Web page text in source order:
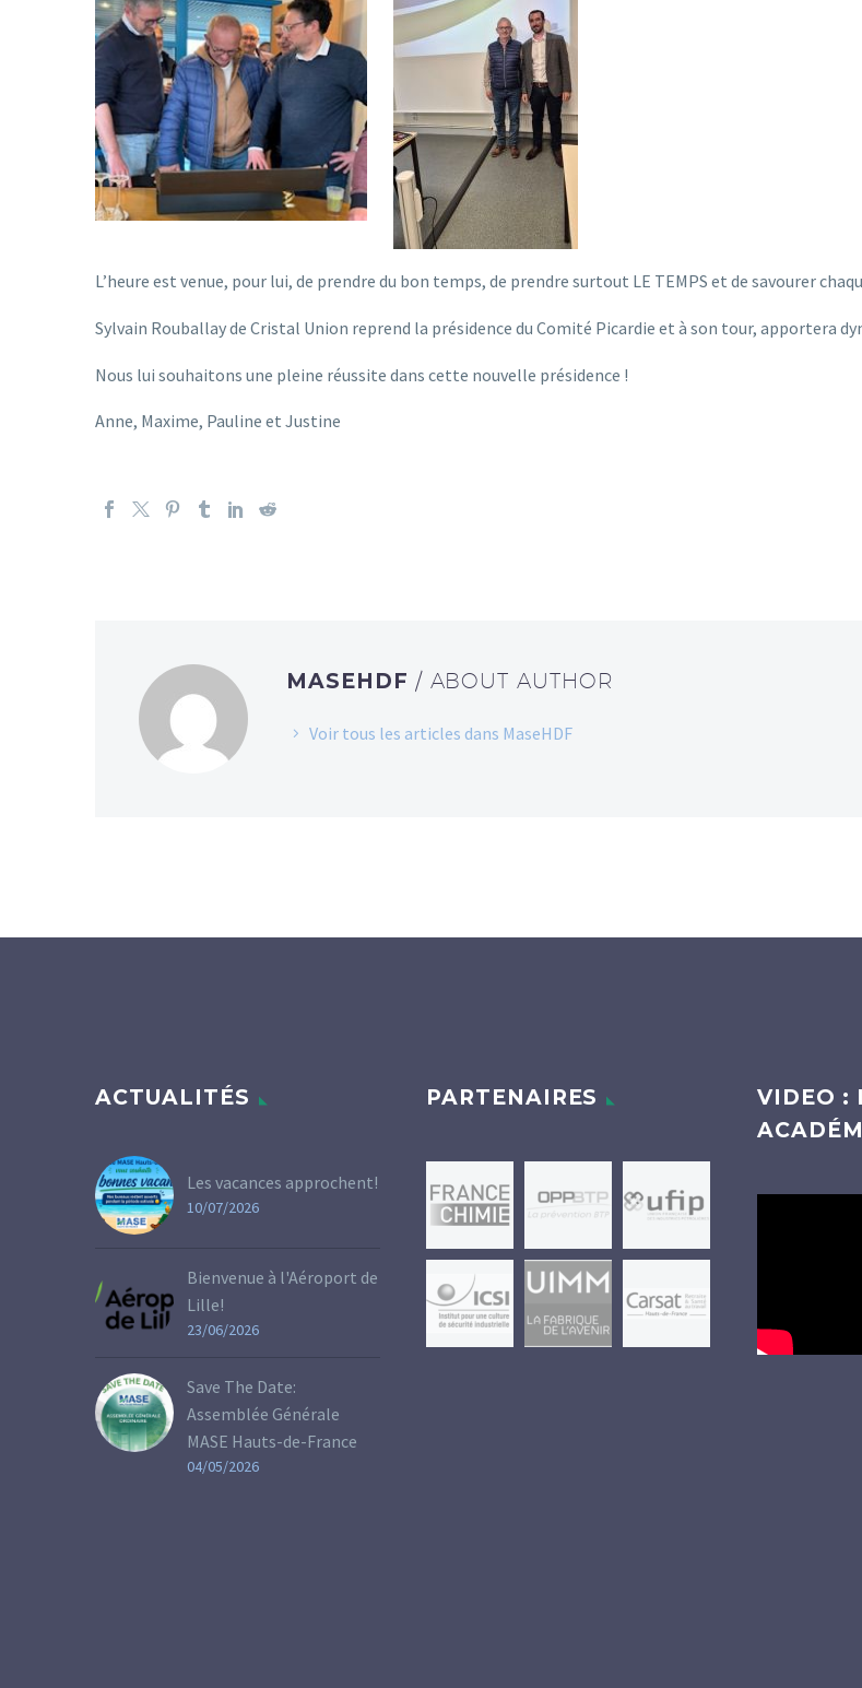
L’heure est venue, pour lui, de prendre du bon temps, de prendre surtout LE TEMPS et de savourer
Sylvain Rouballay de Cristal Union reprend la présidence du Comité Picardie et à son tour, apportera
Nous lui souhaitons une pleine réussite dans cette nouvelle présidence !
Anne, Maxime, Pauline et Justine
MASEHDF / ABOUT AUTHOR
Voir tous les articles dans MaseHDF
ACTUALITÉS
Les vacances approchent!
10/07/2026
Bienvenue à l'Aéroport de
Lille!
23/06/2026
Save The Date:
Assemblée Générale
MASE Hauts-de-France
04/05/2026
PARTENAIRES
VIDEO :